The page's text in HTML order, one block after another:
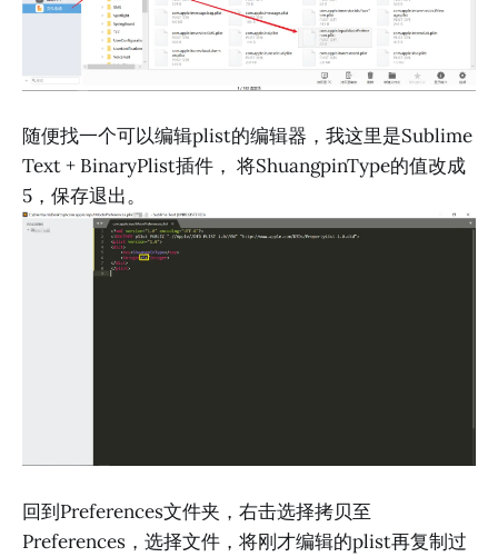
随便找一个可以编辑plist的编辑器，我这里是Sublime
Text + BinaryPlist插件， 将ShuangpinType的值改成
5，保存退出。
回到Preferences文件夹，右击选择拷贝至
Preferences，选择文件，将刚才编辑的plist再复制过